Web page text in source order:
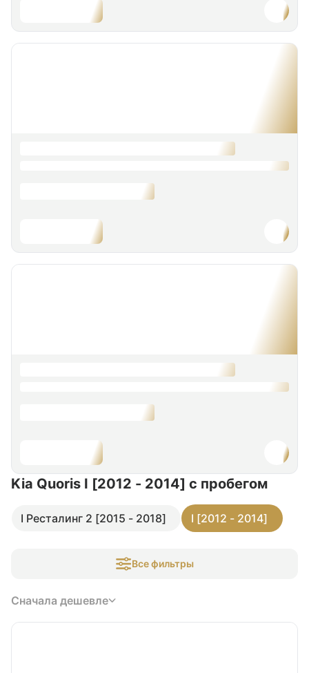
Kia Quoris I [2012 - 2014] с пробегом
I Ресталинг 2 [2015 - 2018] I [2012 - 2014]
Все фильтры
Сначала дешевле